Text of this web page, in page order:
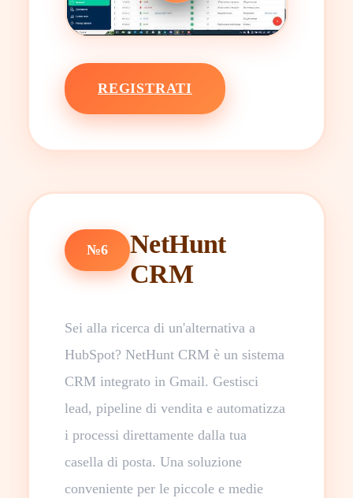
REGISTRATI
№6
NetHunt
CRM
Sei alla ricerca di un'alternativa a
HubSpot? NetHunt CRM è un sistema
CRM integrato in Gmail. Gestisci
lead, pipeline di vendita e automatizza
i processi direttamente dalla tua
casella di posta. Una soluzione
conveniente per le piccole e medie